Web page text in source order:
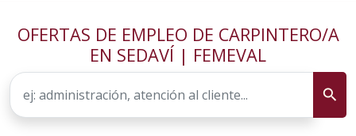
OFERTAS DE EMPLEO DE CARPINTERO/A
EN SEDAVÍ | FEMEVAL